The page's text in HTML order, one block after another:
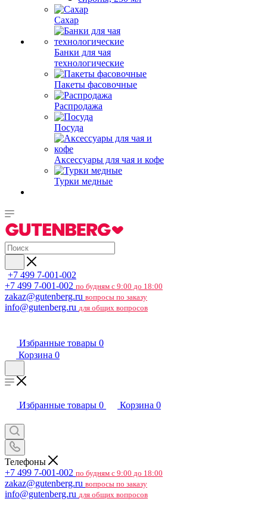
Сахар
Банки для чая
технологические
Пакеты фасовочные
Распродажа
Посуда
Аксессуары для чая и кофе
Турки медные
+7 499 7-001-002
+7 499 7-001-002 по будням с 9:00 до 18:00
zakaz@gutenberg.ru вопросы по заказу
info@gutenberg.ru для общих вопросов
Избранные товары 0
Корзина 0
Избранные товары 0 Корзина 0
Телефоны
+7 499 7-001-002 по будням с 9:00 до 18:00
zakaz@gutenberg.ru вопросы по заказу
info@gutenberg.ru для общих вопросов